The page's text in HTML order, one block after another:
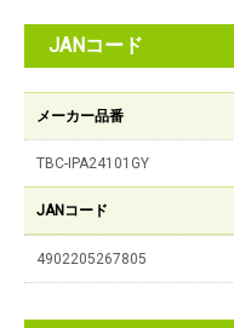
JANコード
メーカー品番
TBC-IPA24101GY
JANコード
4902205267805